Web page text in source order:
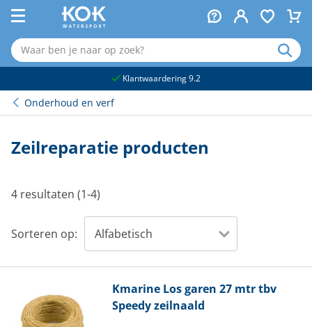
Klantwaardering 9.2
Onderhoud en verf
Zeilreparatie producten
4 resultaten (1-4)
Sorteren op:
Kmarine Los garen 27 mtr tbv
Speedy zeilnaald